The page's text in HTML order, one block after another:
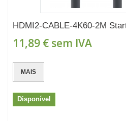
HDMI2-CABLE-4K60-2M
11,89 € sem IVA
MAIS
Disponível